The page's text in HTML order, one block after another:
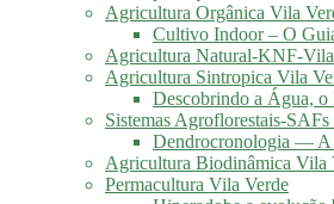
Agricultura Orgânica Vila
Cultivo Indoor – O
Agricultura Natural-KNF-
Agricultura Sintropica Vila
Descobrindo a Água, o
Sistemas Agroflorestais-
Dendrocronologia — A
Agricultura Biodinâmica Vila
Permacultura Vila Verde